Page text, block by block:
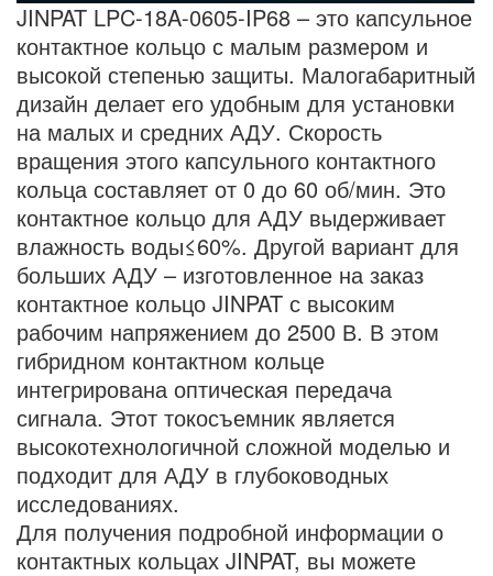
JINPAT LPC-18A-0605-IP68 – это капсульное
контактное кольцо с малым размером и
высокой степенью защиты. Малогабаритный
дизайн делает его удобным для установки
на малых и средних АДУ. Скорость
вращения этого капсульного контактного
кольца составляет от 0 до 60 об/мин. Это
контактное кольцо для АДУ выдерживает
влажность воды≤60%. Другой вариант для
больших АДУ – изготовленное на заказ
контактное кольцо JINPAT с высоким
рабочим напряжением до 2500 В. В этом
гибридном контактном кольце
интегрирована оптическая передача
сигнала. Этот токосъемник является
высокотехнологичной сложной моделью и
подходит для АДУ в глубоководных
исследованиях.
Для получения подробной информации о
контактных кольцах JINPAT, вы можете